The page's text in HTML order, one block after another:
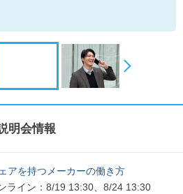
明会情報
アを持つメーカーの働き方
ライン：8/19 13:30、8/24 13:30